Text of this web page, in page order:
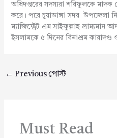
অধিদপ্তরের সদস্যরা শরিফুলকে
করে। পরে চুয়াডাঙ্গা সদর উপজেলা
ম্যাজিস্ট্রেট এম সাইফুল্লাহ
ইসলামকে ৫ দিনের বিনাশ্রম কারাদণ্ড
← Previous পোস্ট
Must Read